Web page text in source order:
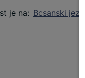
je na: Bosanski jezik